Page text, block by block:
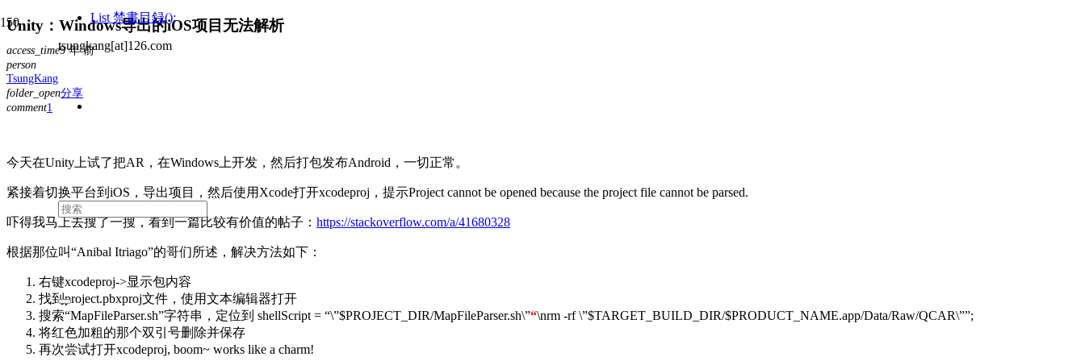
tsungkang[at]126.com
List 禁書目録();
Unity：Windows导出的iOS项目无法解析
access_time9 年 前
person
TsungKang
folder_open分享
comment1
今天在Unity上试了把AR，在Windows上开发，然后打包发布Android，一切正常。
紧接着切换平台到iOS，导出项目，然后使用Xcode打开xcodeproj，提示Project cannot be opened because the project file cannot be parsed.
吓得我马上去搜了一搜，看到一篇比较有价值的帖子： https://stackoverflow.com/a/41680328
根据那位叫“Anibal Itriago”的哥们所述，解决方法如下：
右键xcodeproj->显示包内容
找到project.pbxproj文件，使用文本编辑器打开
搜索“MapFileParser.sh”字符串，定位到 shellScript = “\”$PROJECT_DIR/MapFileParser.sh\”“\nrm -rf \”$TARGET_BUILD_DIR/$PRODUCT_NAME.app/Data/Raw/QCAR\””;
将红色加粗的那个双引号删除并保存
再次尝试打开xcodeproj, boom~ works like a charm!